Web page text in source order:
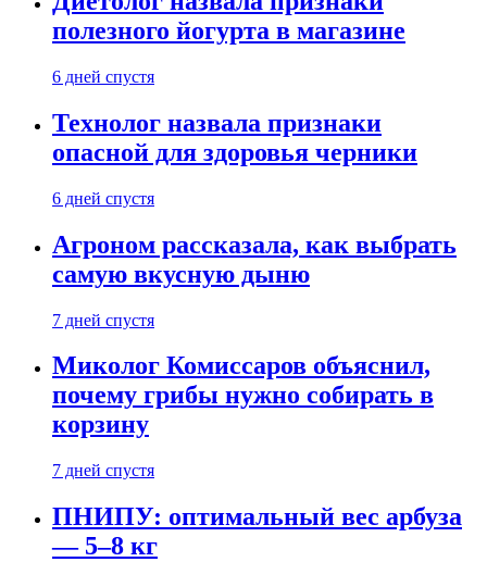
полезного йогурта в магазине
6 дней спустя
Технолог назвала признаки
опасной для здоровья черники
6 дней спустя
Агроном рассказала, как выбрать
самую вкусную дыню
7 дней спустя
Миколог Комиссаров объяснил,
почему грибы нужно собирать в
корзину
7 дней спустя
ПНИПУ: оптимальный вес арбуза
— 5–8 кг